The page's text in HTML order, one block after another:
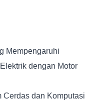
Mempengaruhi
dengan Motor
Cerdas dan Komputasi